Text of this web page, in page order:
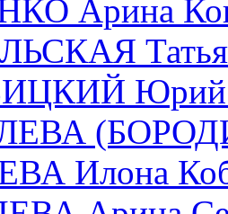
Арина
Юрий
Илона